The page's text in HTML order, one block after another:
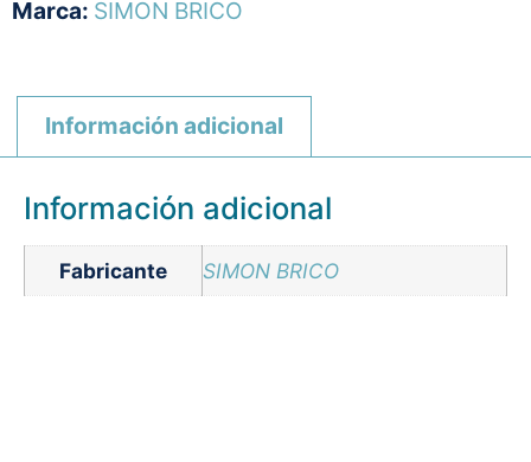
Marca: SIMON BRICO
Información adicional
Información adicional
Fabricante SIMON BRICO